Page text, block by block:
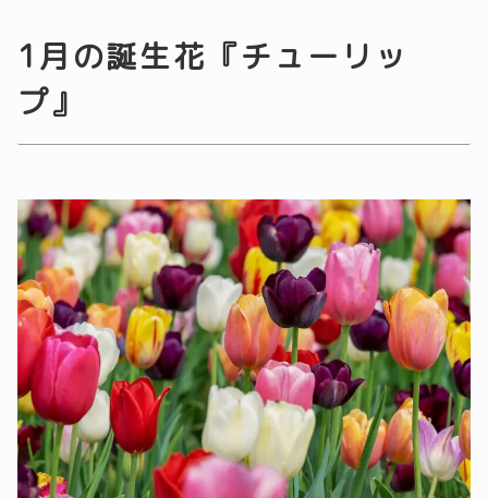
1月の誕生花『チューリッ
プ』